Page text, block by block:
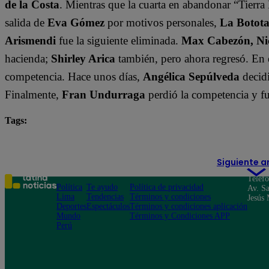
de la Costa. Mientras que la cuarta en abandonar “Tierra
salida de Eva Gómez por motivos personales, La Botota
Arismendi fue la siguiente eliminada. Max Cabezón,
hacienda; Shirley Arica también, pero ahora regresó.
competencia. Hace unos días, Angélica Sepúlveda
Finalmente, Fran Undurraga perdió la competencia y
Tags:
Siguiente
Política
Lima
Deportes
Mundo
Perú
Te ayudo
Tendencias
Espectáculos
Política de privacidad
Términos y condiciones
Términos y condiciones aplicación
Términos y Condiciones APP
Av.
Jesús